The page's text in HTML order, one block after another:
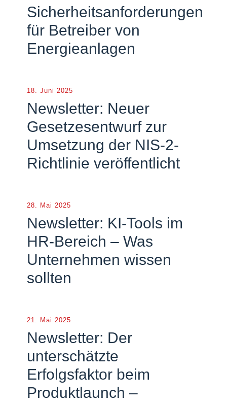
Sicherheitsanforderungen
für Betreiber von
Energieanlagen
18. Juni 2025
Newsletter: Neuer
Gesetzesentwurf zur
Umsetzung der NIS-2-
Richtlinie veröffentlicht
28. Mai 2025
Newsletter: KI-Tools im
HR-Bereich – Was
Unternehmen wissen
sollten
21. Mai 2025
Newsletter: Der
unterschätzte
Erfolgsfaktor beim
Produktlaunch –